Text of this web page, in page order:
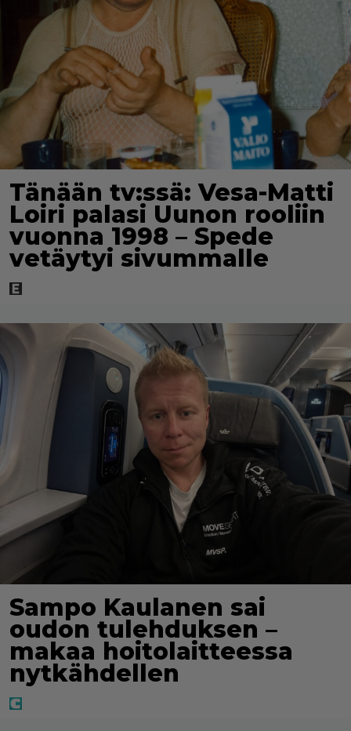
Tänään tv:ssä: Vesa-Matti
Loiri palasi Uunon rooliin
vuonna 1998 – Spede
vetäytyi sivummalle
Sampo Kaulanen sai
oudon tulehduksen –
makaa hoitolaitteessa
nytkähdellen